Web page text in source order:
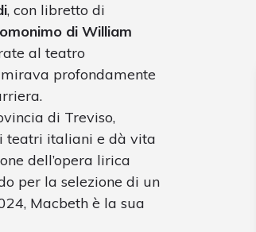
, con libretto di
di William
al teatro
profondamente
di Treviso,
teatri italiani e dà vita
dell’opera lirica
per la selezione di un
Macbeth è la sua